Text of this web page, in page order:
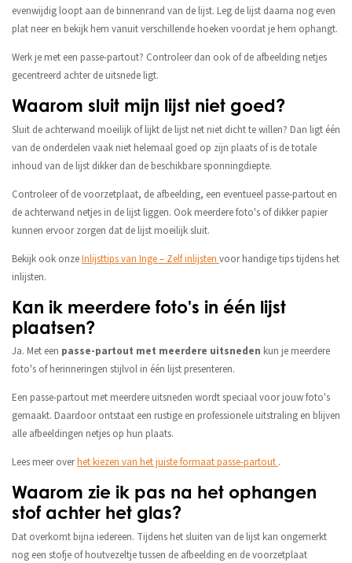
evenwijdig loopt aan de binnenrand van de lijst. Leg de lijst daarna nog even
plat neer en bekijk hem vanuit verschillende hoeken voordat je hem ophangt.
Werk je met een passe-partout? Controleer dan ook of de afbeelding netjes
gecentreerd achter de uitsnede ligt.
Waarom sluit mijn lijst niet goed?
Sluit de achterwand moeilijk of lijkt de lijst net niet dicht te willen? Dan ligt één
van de onderdelen vaak niet helemaal goed op zijn plaats of is de totale
inhoud van de lijst dikker dan de beschikbare sponningdiepte.
Controleer of de voorzetplaat, de afbeelding, een eventueel passe-partout en
de achterwand netjes in de lijst liggen. Ook meerdere foto's of dikker papier
kunnen ervoor zorgen dat de lijst moeilijk sluit.
Bekijk ook onzeInlijsttips van Inge – Zelf inlijsten voor handige tips tijdens het
inlijsten.
Kan ik meerdere foto's in één lijst
plaatsen?
Ja. Met een passe-partout met meerdere uitsneden kun je meerdere
foto's of herinneringen stijlvol in één lijst presenteren.
Een passe-partout met meerdere uitsneden wordt speciaal voor jouw foto's
gemaakt. Daardoor ontstaat een rustige en professionele uitstraling en blijven
alle afbeeldingen netjes op hun plaats.
Lees meer overhet kiezen van het juiste formaat passe-partout .
Waarom zie ik pas na het ophangen
stof achter het glas?
Dat overkomt bijna iedereen. Tijdens het sluiten van de lijst kan ongemerkt
nog een stofje of houtvezeltje tussen de afbeelding en de voorzetplaat